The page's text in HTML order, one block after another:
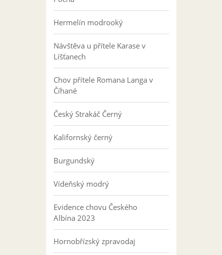
Hermelín modrooký
Návštěva u přítele Karase v
Líšťanech
Chov přítele Romana Langa v
Číhané
Český Strakáč Černý
Kalifornský černý
Burgundský
Vídeňský modrý
Evidence chovu Českého
Albína 2023
Hornobřízský zpravodaj